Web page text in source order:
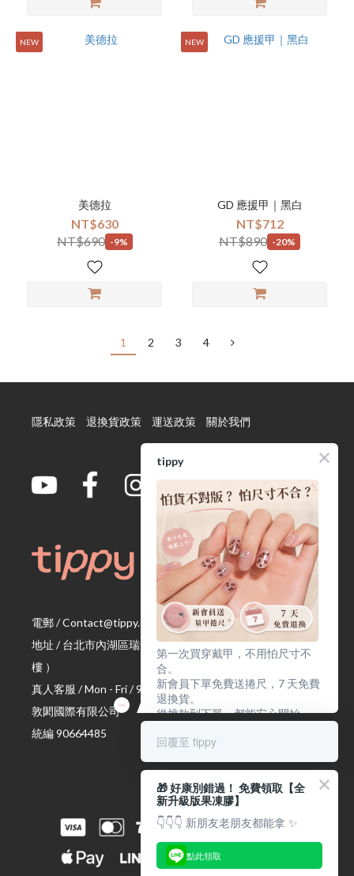
NEW
美德拉
NT$630
NT$690 -9%
NEW
GD 應援甲｜黑白
NT$712
NT$890 -20%
1 2 3 4
隱私政策 退換貨政策 運送政策 關於我們
電郵 / Contact@tippy.com.tw
地址 / 台北市內湖區瑞光路 335 號（ 宏匯瑞光大樓 Ｂ 座 4
樓 ）
真人客服 / Mon - Fri / 9:00 am ~ 17:00 pm
敦閎國際有限公司
統編 90664485
tippy
第一次買穿戴甲，不用怕尺寸不
合。
新會員下單免費送捲尺，7 天免費
退換貨。
從挑款到下單，都能安心開始。
回覆至 tippy
🎁 好康別錯過！ 免費領取【全
新升級版果凍膠】
👇👇👇 新朋友老朋友都能拿 ✨
點此領取